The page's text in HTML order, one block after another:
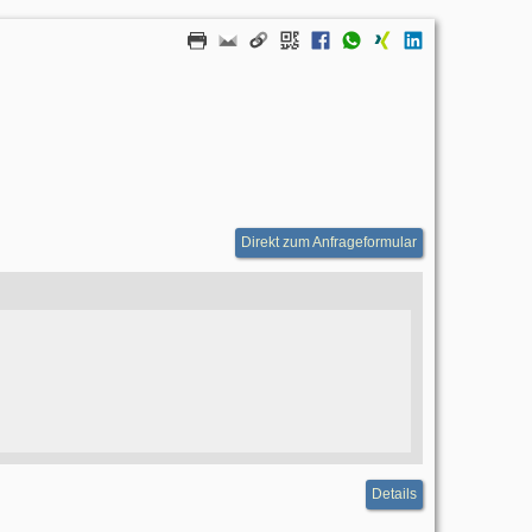
Direkt zum Anfrageformular
Details